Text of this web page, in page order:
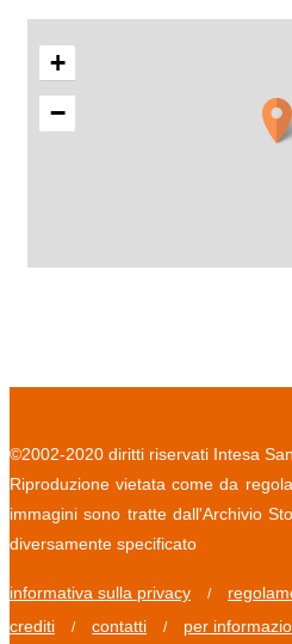
+
−
©2002-2020 diritti riservati Intesa
Riproduzione vietata come da
immagini sono tratte dall'Archivio
diversamente specificato
informativa sulla privacy /
crediti / contatti / per